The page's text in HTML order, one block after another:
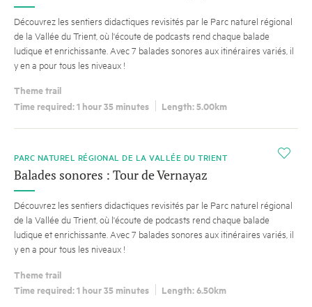
Découvrez les sentiers didactiques revisités par le Parc naturel régional
de la Vallée du Trient, où l'écoute de podcasts rend chaque balade
ludique et enrichissante. Avec 7 balades sonores aux itinéraires variés, il
y en a pour tous les niveaux !
Theme trail
Time required: 1 hour 35 minutes
Length: 5.00km
i
PARC NATUREL RÉGIONAL DE LA VALLÉE DU TRIENT
Balades sonores : Tour de Vernayaz
Découvrez les sentiers didactiques revisités par le Parc naturel régional
de la Vallée du Trient, où l'écoute de podcasts rend chaque balade
ludique et enrichissante. Avec 7 balades sonores aux itinéraires variés, il
y en a pour tous les niveaux !
Theme trail
Time required: 1 hour 35 minutes
Length: 6.50km